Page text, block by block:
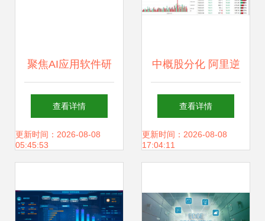
聚焦AI应用软件研
发 企业如何布局前
沿科技新赛道
查看详情
更新时间：2026-08-08
05:45:53
中概股分化 阿里逆
势涨超3%，奥瑞金
种业绩引爆30%暴
查看详情
更新时间：2026-08-08
17:04:11